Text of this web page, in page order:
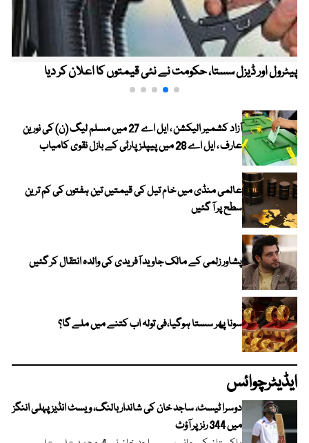
پیٹرول اور ڈیزل سستا، حکومت نے نئی قیمتوں کا اعلان کر دیا
آزاد کشمیر الیکشن ، ایل اے 27 میں مسلم لیگ (ن) کی نورین
عارف ، ایل اے 28 میں پیپلز پارٹی کے بازل نقوی کامیاب
عالمی منڈی میں خام تیل کی قیمتیں تین ہفتوں کی کم ترین
سطح پر آ گئیں
پشاور زلمی کے مالک جاوید آفریدی کی والدہ انتقال کر گئیں
سونا پھر سستا ہوگیا،فی تولہ اب کتنے میں ملے گا؟
ایڈیٹرچوائس
دوسرا ٹیسٹ، ساجد خان کی شاندار بالنگ، ویسٹ انڈیز پہلی اننگز
میں 344 رنز پر آؤٹ